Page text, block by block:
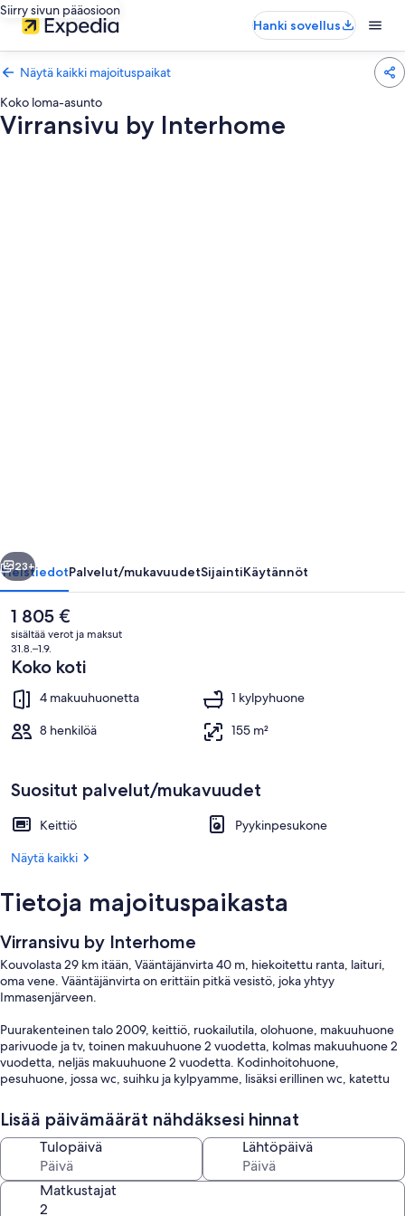
Siirry sivun pääosioon
Hanki sovellus
Näytä kaikki majoituspaikat
Koko loma-asunto
Virransivu by Interhome
Seuraava
23+
YleistiedotPalvelut/mukavuudetSijaintiKäytännöt
Nykyinen
hinta
on
1 805 €
1 805 €
sisältää verot ja maksut
31.8.–1.9.
Koko koti
4 makuuhuonetta
1 kylpyhuone
8 henkilöä
155 m²
Suositut palvelut/mukavuudet
Keittiö
Pyykinpesukone
Näytä kaikki
Tietoja majoituspaikasta
Virransivu by Interhome
Kouvolasta 29 km itään, Vääntäjänvirta 40 m, hiekoitettu ranta, laituri,
oma vene. Vääntäjänvirta on erittäin pitkä vesistö, joka yhtyy
Immasenjärveen.
Puurakenteinen talo 2009, keittiö, ruokailutila, olohuone, makuuhuone
parivuode ja tv, toinen makuuhuone 2 vuodetta, kolmas makuuhuone 2
vuodetta, neljäs makuuhuone 2 vuodetta. Kodinhoitohuone,
pesuhuone, jossa wc, suihku ja kylpyamme, lisäksi erillinen wc, katettu
Talossa on koneellinen ilmanvaihto, ilmalämpöpumppu ja internet.
Päärakennuksessa ei ole saunaa, mutta käytössä on erillinen hyvin
varustettu rantasauna (25 m²), jossa on pesuhuone, iso takkatupa,
minikeittiö ja kaksi vaihtoehtoista vuodepaikkaa (80 cm parvisänky ja
vuodesohva).
Lisää päivämäärät nähdäksesi hinnat
Tulopäivä Lähtöpäivä
Matkustajat